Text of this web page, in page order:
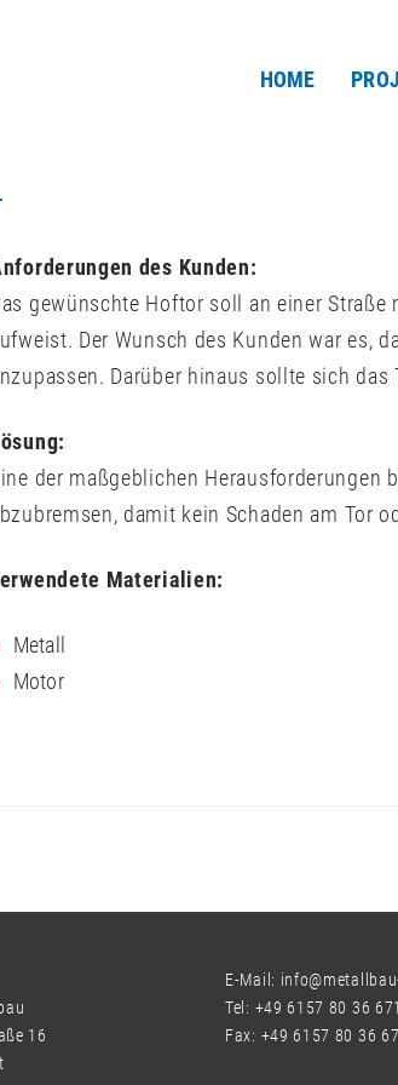
HOME
des Kunden:
gewünschte Hoftor soll an einer
Der Wunsch des Kunden war es,
Darüber hinaus sollte sich
der maßgeblichen Herausforderungen
damit kein Schaden am Tor
Materialien:
Metall
Motor
16
E-Mail:
Tel: +49 6157 80 36 671
Fax: +49 6157 80 36